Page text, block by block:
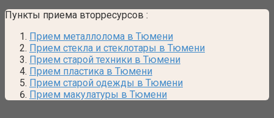
Пункты приема вторресурсов :
Прием металлолома в Тюмени
Прием стекла и стеклотары в Тюмени
Прием старой техники в Тюмени
Прием пластика в Тюмени
Прием старой одежды в Тюмени
Прием макулатуры в Тюмени